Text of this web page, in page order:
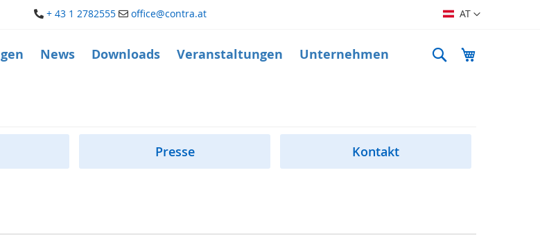
+ 43 1 2782555 office@contra.at Sprache
AT
News Downloads Veranstaltungen Unternehmen Suche
Presse Kontakt